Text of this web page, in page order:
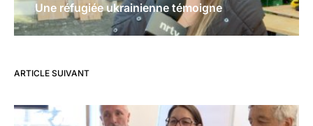
Une réfugiée ukrainienne témoigne
ARTICLE SUIVANT